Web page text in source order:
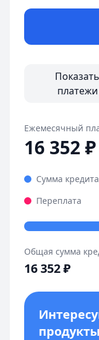
Показать
платежи
Ежемесячный
16 352₽
Сумма кредита
Переплата
Общая сумма
16 352₽